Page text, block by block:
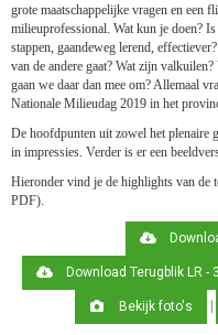
grote maatschappelijke vragen en een
milieuprofessional. Wat kun je doen?
stappen, gaandeweg lerend,
van de andere gaat? Wat zijn
gaan we daar dan mee om? Allemaal
Nationale Milieudag 2019 in het
De hoofdpunten uit zowel het plenaire
in impressies. Verder is er een
Hieronder vind je de highlights van de
PDF).
Download Terugblik LR -
Bekijk foto's